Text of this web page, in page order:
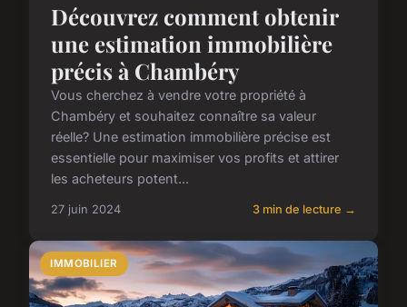
Découvrez comment obtenir
une estimation immobilière
précis à Chambéry
Vous cherchez à vendre votre propriété à
Chambéry et souhaitez connaître sa valeur
réelle? Une estimation immobilière précise est
essentielle pour maximiser vos profits et attirer
les acheteurs potent...
27 juin 2024 3 min de lecture →
IMMOBILIER